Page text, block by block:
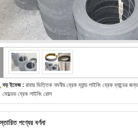
বড় ইমেজ : রাবার ভিত্তিক নমনীয় ব্রেক ব্যান্ড লাইনিং ব্রেক ব্যান্ডের জন্য
মোল্ডেড ব্রেক লাইনিং রোল
পণ্যের বর্ণনা